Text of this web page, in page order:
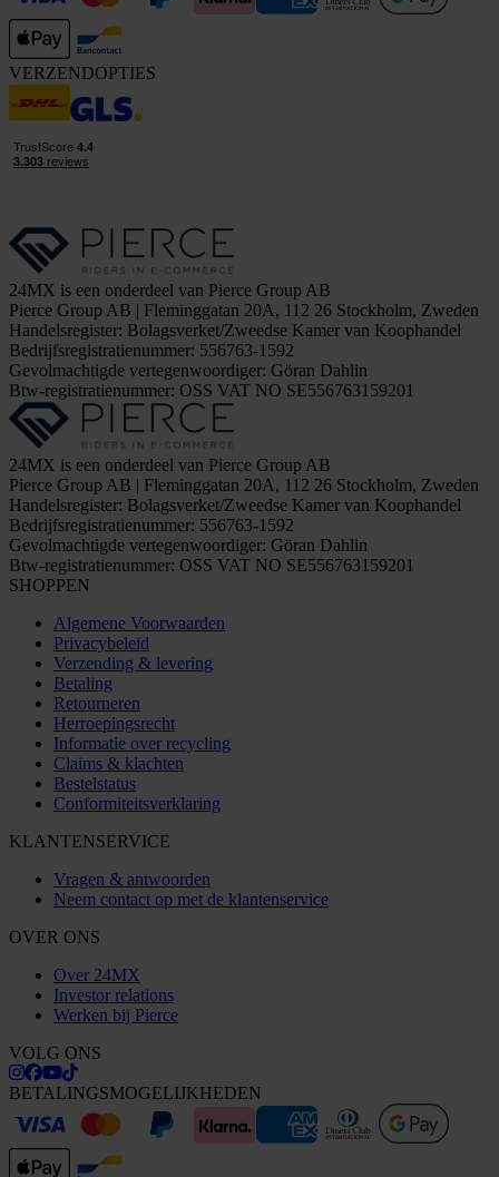
VERZENDOPTIES
24MX is een onderdeel van Pierce Group AB
Pierce Group AB | Fleminggatan 20A, 112 26 Stockholm, Zweden
Handelsregister: Bolagsverket/Zweedse Kamer van Koophandel
Bedrijfsregistratienummer: 556763-1592
Gevolmachtigde vertegenwoordiger: Göran Dahlin
Btw-registratienummer: OSS VAT NO SE556763159201
24MX is een onderdeel van Pierce Group AB
Pierce Group AB | Fleminggatan 20A, 112 26 Stockholm, Zweden
Handelsregister: Bolagsverket/Zweedse Kamer van Koophandel
Bedrijfsregistratienummer: 556763-1592
Gevolmachtigde vertegenwoordiger: Göran Dahlin
Btw-registratienummer: OSS VAT NO SE556763159201
SHOPPEN
Algemene Voorwaarden
Privacybeleid
Verzending & levering
Betaling
Retourneren
Herroepingsrecht
Informatie over recycling
Claims & klachten
Bestelstatus
Conformiteitsverklaring
KLANTENSERVICE
Vragen & antwoorden
Neem contact op met de klantenservice
OVER ONS
Over 24MX
Investor relations
Werken bij Pierce
VOLG ONS
BETALINGSMOGELIJKHEDEN